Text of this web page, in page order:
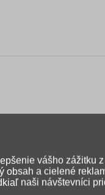
školský guľatý
vášho zážitku
obsah a cielené
naši návštevníci